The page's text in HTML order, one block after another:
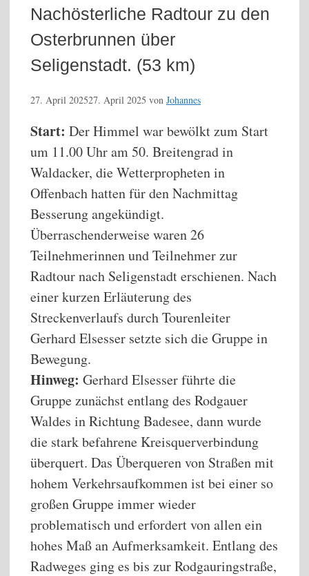
Nachösterliche Radtour zu den
Osterbrunnen über
Seligenstadt. (53 km)
27. April 202527. April 2025 von Johannes
Start: Der Himmel war bewölkt zum Start
um 11.00 Uhr am 50. Breitengrad in
Waldacker, die Wetterpropheten in
Offenbach hatten für den Nachmittag
Besserung angekündigt.
Überraschenderweise waren 26
Teilnehmerinnen und Teilnehmer zur
Radtour nach Seligenstadt erschienen. Nach
einer kurzen Erläuterung des
Streckenverlaufs durch Tourenleiter
Gerhard Elsesser setzte sich die Gruppe in
Bewegung.
Hinweg: Gerhard Elsesser führte die
Gruppe zunächst entlang des Rodgauer
Waldes in Richtung Badesee, dann wurde
die stark befahrene Kreisquerverbindung
überquert. Das Überqueren von Straßen mit
hohem Verkehrsaufkommen ist bei einer so
großen Gruppe immer wieder
problematisch und erfordert von allen ein
hohes Maß an Aufmerksamkeit. Entlang des
Radweges ging es bis zur Rodgauringstraße,